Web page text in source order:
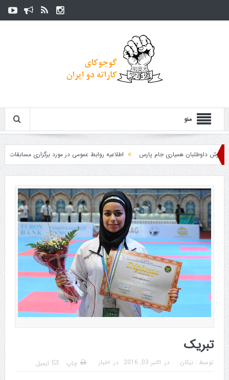
منو
همیاری جام پارس اطلاعیه روابط عمومی در مورد برگزاری مسابقات فدراسیون
تبریک
توسط : نیکان در: اکتبر 03, 2016 در: اخبار چاپ ایمیل